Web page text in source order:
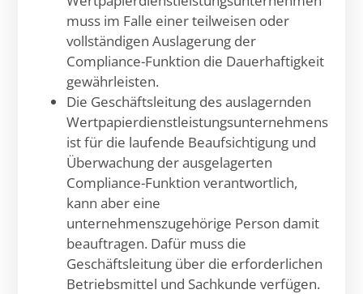
muss im Falle einer teilweisen oder
vollständigen Auslagerung der
Compliance-Funktion die Dauerhaftigkeit
gewährleisten.
Die Geschäftsleitung des auslagernden
Wertpapierdienstleistungsunternehmens
ist für die laufende Beaufsichtigung und
Überwachung der ausgelagerten
Compliance-Funktion verantwortlich,
kann aber eine
unternehmenszugehörige Person damit
beauftragen. Dafür muss die
Geschäftsleitung über die erforderlichen
Betriebsmittel und Sachkunde verfügen.